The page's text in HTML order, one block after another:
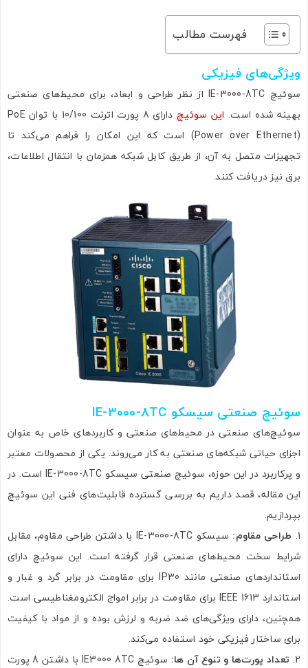
فهرست مطالب
ویژگی‌های فیزیکی
سوئیچ IE-3000-8TC از نظر طراحی و ابعاد، برای محیط‌های صنعتی
بهینه شده است. این سوئیچ
دارای 8 پورت اترنت 10/100 با توان PoE
(Power over Ethernet) است که این امکان را فراهم می‌کند تا
تجهیزات متصل به آن، از طریق کابل شبکه همزمان با انتقال اطلاعات،
برق نیز دریافت کنند.
سوئیچ صنعتی سیسکو IE-3000-8TC
سوئیچ‌های صنعتی در محیط‌های صنعتی و کاربردهای خاص به عنوان
اجزای حیاتی شبکه‌های صنعتی به کار می‌روند. یکی از محصولات معتبر
و پرکاربرد در این حوزه، سوئیچ صنعتی سیسکو IE-3000-8TC است. در
این مقاله، قصد داریم به بررسی گسترده قابلیت‌های فنی این سوئیچ
بپردازیم.
طراحی مقاوم:
سیسکو IE-3000-8TC با داشتن طراحی مقاوم، مقابل
شرایط سخت محیط‌های صنعتی قرار گرفته است. این سوئیچ دارای
استانداردهای صنعتی مانند IP30 برای مقاومت در برابر گرد و غبار و
استاندارد IEEE 1613 برای مقاومت در برابر امواج الکترومغناطیسی است.
همچنین، دارای ویژگی‌های ضد ضربه و لرزش بوده و از مواد با کیفیت
برای ساختار فیزیکی خود استفاده می‌کند.
تعداد پورت‌ها و تنوع آن ها: سوئیچ IE3000 8TC با داشتن 8 پورت